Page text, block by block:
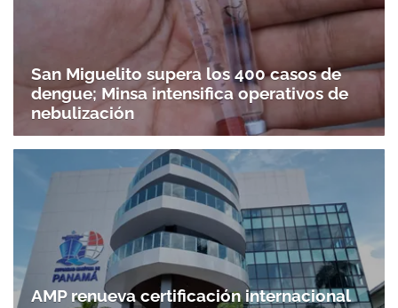
San Miguelito supera los 400 casos de
dengue; Minsa intensifica operativos de
nebulización
AMP renueva certificación internacional